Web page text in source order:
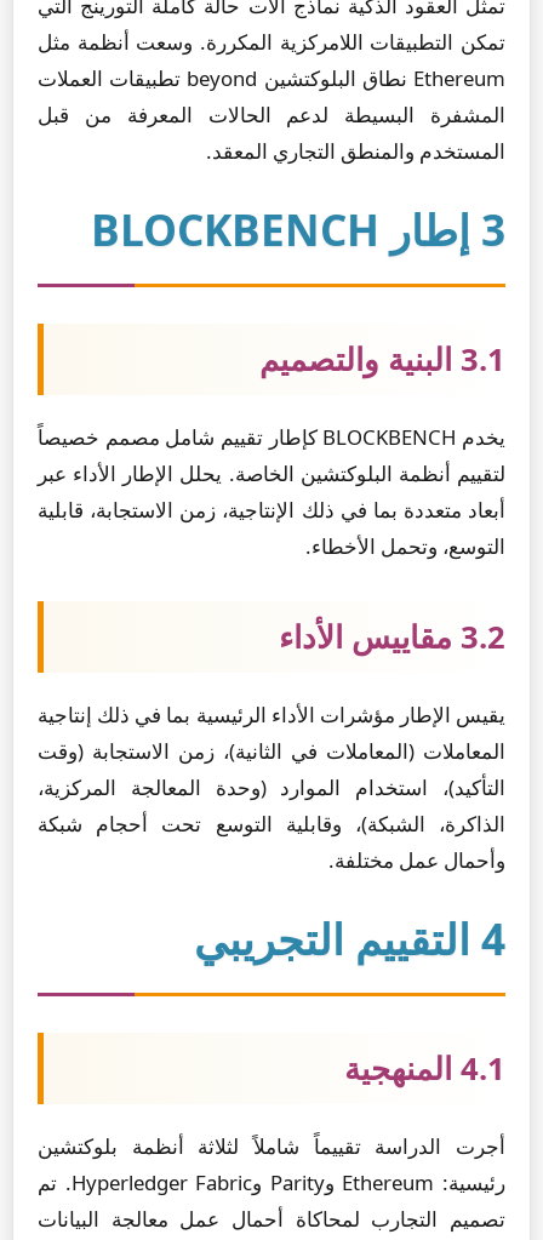
تمكن التطبيقات اللامركزية المكررة. وسعت أنظمة مثل
Ethereum نطاق البلوكتشين beyond تطبيقات العملات
المشفرة البسيطة لدعم الحالات المعرفة من قبل
المستخدم والمنطق التجاري المعقد.
3 إطار BLOCKBENCH
3.1 البنية والتصميم
يخدم BLOCKBENCH كإطار تقييم شامل مصمم خصيصاً
لتقييم أنظمة البلوكتشين الخاصة. يحلل الإطار الأداء عبر
أبعاد متعددة بما في ذلك الإنتاجية، زمن الاستجابة، قابلية
التوسع، وتحمل الأخطاء.
3.2 مقاييس الأداء
يقيس الإطار مؤشرات الأداء الرئيسية بما في ذلك إنتاجية
المعاملات (المعاملات في الثانية)، زمن الاستجابة (وقت
التأكيد)، استخدام الموارد (وحدة المعالجة المركزية،
الذاكرة، الشبكة)، وقابلية التوسع تحت أحجام شبكة
وأحمال عمل مختلفة.
4 التقييم التجريبي
4.1 المنهجية
أجرت الدراسة تقييماً شاملاً لثلاثة أنظمة بلوكتشين
رئيسية: Ethereum وParity وHyperledger Fabric. تم
تصميم التجارب لمحاكاة أحمال عمل معالجة البيانات